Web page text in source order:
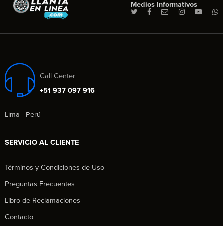
Medios Informativos
Call Center
+51 937 097 916
Lima - Perú
SERVICIO AL CLIENTE
Términos y Condiciones de Uso
Preguntas Frecuentes
Libro de Reclamaciones
Contacto